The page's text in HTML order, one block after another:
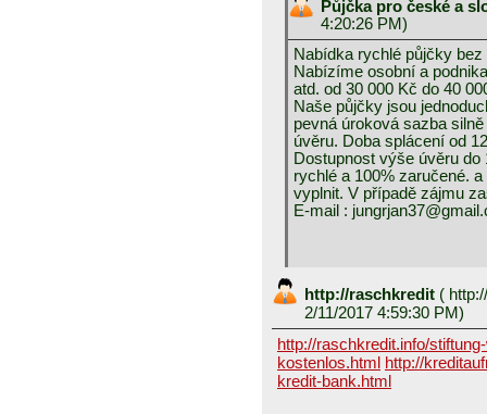
Půjčka pro české a
4:20:26 PM)
Nabídka rychlé půjčky bez
Nabízíme osobní a
atd. od 30 000 Kč do 40
Naše půjčky jsou
pevná úroková sazba
úvěru. Doba splácení od
Dostupnost výše úvěru do
rychlé a 100% zaručené.
vyplnit. V případě zájmu
E-mail :
http://raschkredit (
2/11/2017 4:59:30 PM)
http://raschkredit.info/
kostenlos.html http://
kredit-bank.html